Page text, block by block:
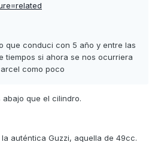
que conduci con 5 año y entre las
tiempos si ahora se nos ocurriera
como poco
que el cilindro.
auténtica Guzzi, aquella de 49cc.